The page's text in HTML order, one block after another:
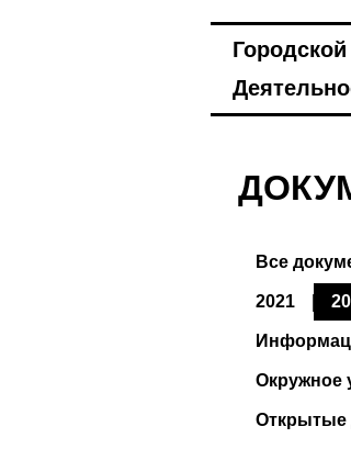
Городской
Все
2021
Окружное
Открытые